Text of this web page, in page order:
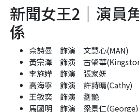
新聞女王2｜演員
係
佘詩曼 飾演 文慧心(MAN)
黃宗澤 飾演 古肇華
李施嬅 飾演 張家妍
高海寧 飾演 許詩晴(Cathy)
王敏奕 飾演 劉艷
馬國明 飾演 梁景仁(George)